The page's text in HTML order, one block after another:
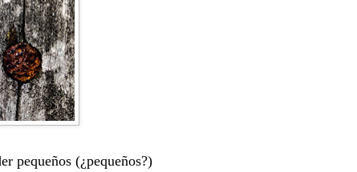
pequeños (¿pequeños?)